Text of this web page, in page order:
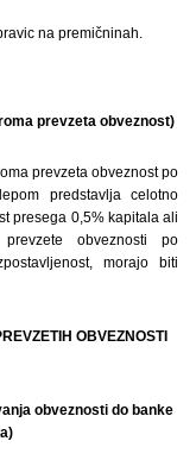
na premičninah.
prevzeta obveznost)
prevzeta obveznost po
predstavlja celotno
presega 0,5% kapitala ali
obveznosti po
morajo biti
OBVEZNOSTI
obveznosti do banke